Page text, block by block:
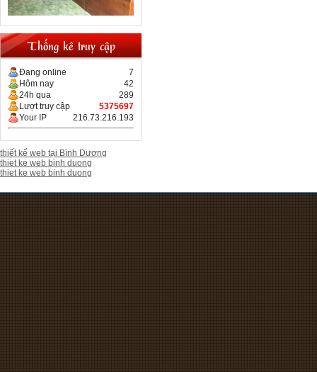
Thống kê truy cập
Đang online
7
Hôm nay
42
24h qua
289
Lượt truy cập
5375697
Your IP
216.73.216.193
thiết kế web tại Bình Dương
thiet ke web binh duong
thiet ke web binh duong